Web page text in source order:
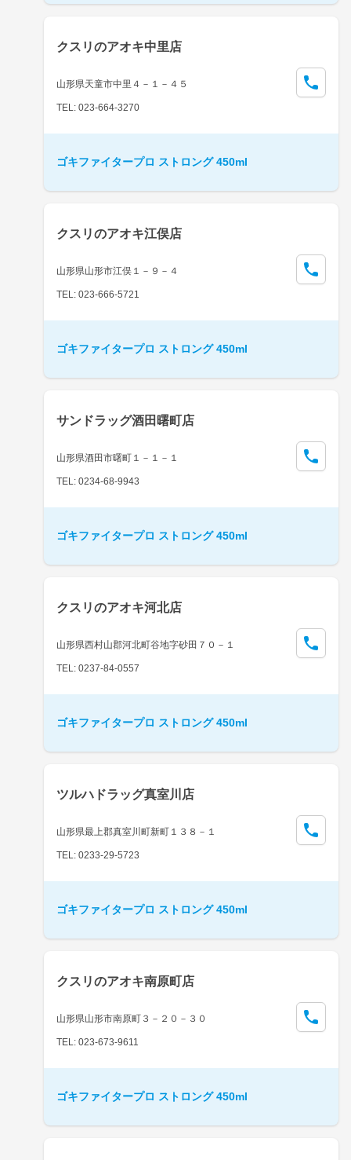
クスリのアオキ中里店
山形県天童市中里４－１－４５
TEL: 023-664-3270
ゴキファイタープロ ストロング 450ml
クスリのアオキ江俣店
山形県山形市江俣１－９－４
TEL: 023-666-5721
ゴキファイタープロ ストロング 450ml
サンドラッグ酒田曙町店
山形県酒田市曙町１－１－１
TEL: 0234-68-9943
ゴキファイタープロ ストロング 450ml
クスリのアオキ河北店
山形県西村山郡河北町谷地字砂田７０－１
TEL: 0237-84-0557
ゴキファイタープロ ストロング 450ml
ツルハドラッグ真室川店
山形県最上郡真室川町新町１３８－１
TEL: 0233-29-5723
ゴキファイタープロ ストロング 450ml
クスリのアオキ南原町店
山形県山形市南原町３－２０－３０
TEL: 023-673-9611
ゴキファイタープロ ストロング 450ml